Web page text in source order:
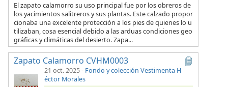
El zapato calamorro su uso principal fue por los obreros de
los yacimientos salitreros y sus plantas. Este calzado propor
cionaba una excelente protección a los pies de quienes lo u
tilizaban, cosa esencial debido a las arduas condiciones geo
gráficas y climáticas del desierto. Zapa...
Zapato Calamorro CVHM0003
21 oct. 2025- Fondo y colección Vestimenta H
éctor Morales